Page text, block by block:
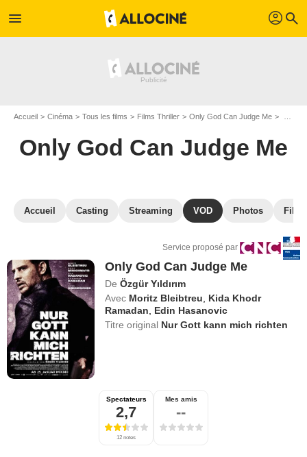
menu profil search
Accueil Cinéma Tous les films Films Thriller Only God Can Judge Me
Only God Can Judge Me
Accueil Casting Streaming VOD Photos
Service proposé par
Only God Can Judge Me
De Özgür Yıldırım
Avec Moritz Bleibtreu
Kida Khodr
Ramadan
Edin Hasanovic
Titre original Nur Gott kann mich richten
Spectateurs
2,7
12 notes
Mes amis
--